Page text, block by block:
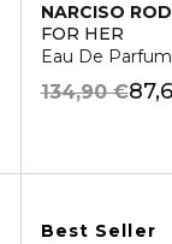
NARCISO
FOR HER
Eau De
134,90 €
Best Seller